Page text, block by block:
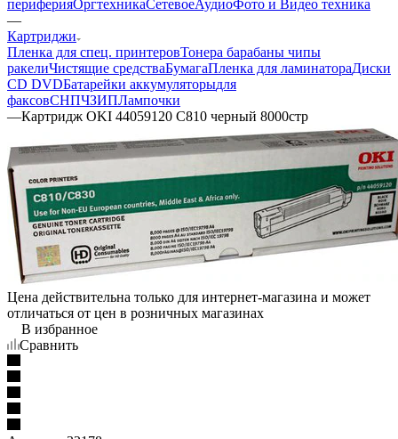
периферияОргтехникаСетевоеАудиоФото и Видео техника
—
Картриджи
Пленка для спец. принтеровТонера барабаны чипы
ракелиЧистящие средстваБумагаПленка для ламинатораДиски
CD DVDБатарейки аккумуляторыдля
факсовСНПЧЗИПЛампочки
—Картридж OKI 44059120 C810 черный 8000стр
Цена действительна только для интернет-магазина и может
отличаться от цен в розничных магазинах
В избранное
Сравнить